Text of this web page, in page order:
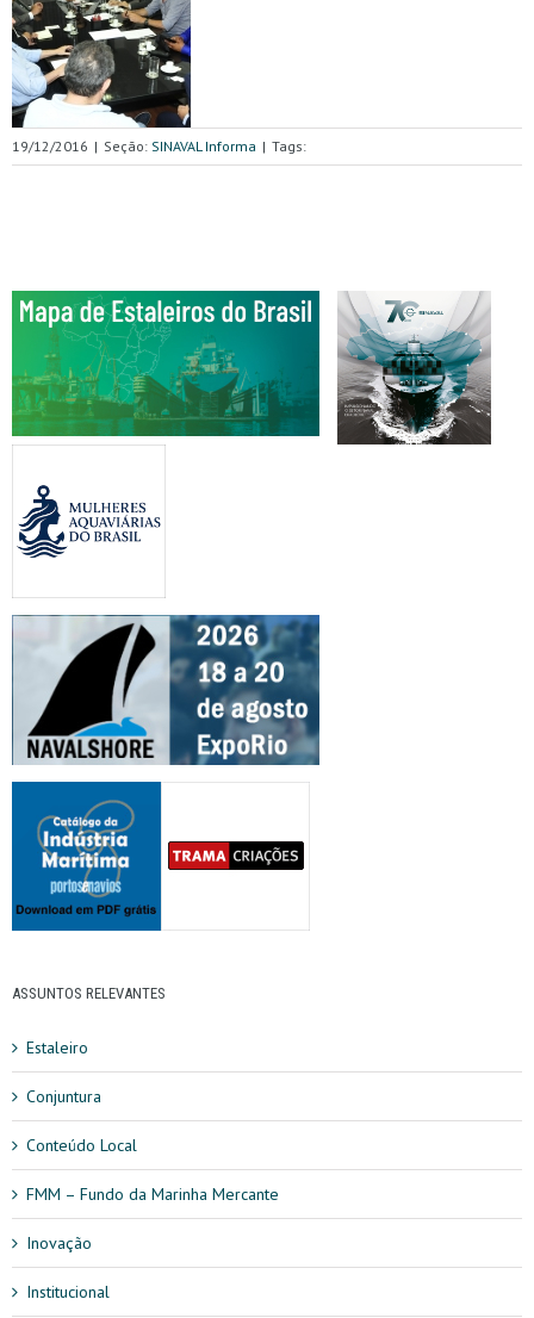
19/12/2016 | Seção: SINAVAL Informa | Tags:
ASSUNTOS RELEVANTES
Estaleiro
Conjuntura
Conteúdo Local
FMM – Fundo da Marinha Mercante
Inovação
Institucional